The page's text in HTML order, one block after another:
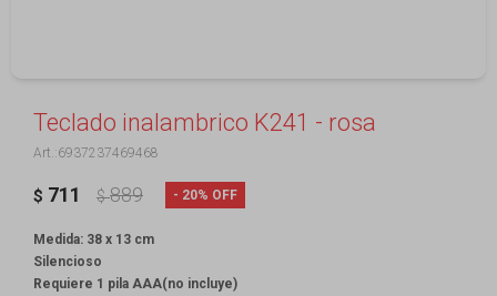
Teclado inalambrico K241 - rosa
6937237469468
$ 711 $ 889 20
Medida: 38 x 13 cm
Silencioso
Requiere 1 pila AAA(no incluye)